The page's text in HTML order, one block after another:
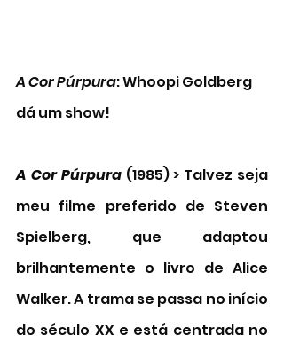
A Cor Púrpura: Whoopi Goldberg
dá um show!
A Cor Púrpura (1985) > Talvez seja
meu filme preferido de Steven
Spielberg, que adaptou
brilhantemente o livro de Alice
Walker. A trama se passa no início
do século XX e está centrada no